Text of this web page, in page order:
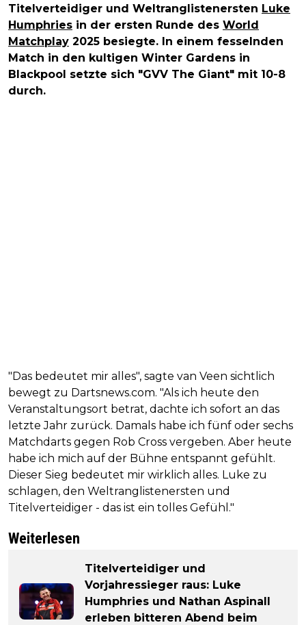
Titelverteidiger und Weltranglistenersten Luke
Humphries in der ersten Runde des World
Matchplay 2025 besiegte. In einem fesselnden
Match in den kultigen Winter Gardens in
Blackpool setzte sich "GVV The Giant" mit 10-8
durch.
"Das bedeutet mir alles", sagte van Veen sichtlich
bewegt zu Dartsnews.com. "Als ich heute den
Veranstaltungsort betrat, dachte ich sofort an das
letzte Jahr zurück. Damals habe ich fünf oder sechs
Matchdarts gegen Rob Cross vergeben. Aber heute
habe ich mich auf der Bühne entspannt gefühlt.
Dieser Sieg bedeutet mir wirklich alles. Luke zu
schlagen, den Weltranglistenersten und
Titelverteidiger - das ist ein tolles Gefühl."
Weiterlesen
Titelverteidiger und
Vorjahressieger raus: Luke
Humphries und Nathan Aspinall
erleben bitteren Abend beim